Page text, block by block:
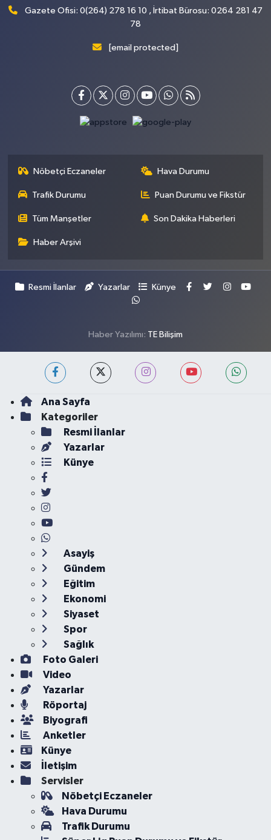
Gazete Ofisi: 0(264) 278 16 10 , İrtibat Bürosu: 0264 281 47
78
[email protected]
Nöbetçi Eczaneler Hava Durumu
Trafik Durumu Puan Durumu ve Fikstür
Tüm Manşetler Son Dakika Haberleri
Haber Arşivi
Resmi İlanlar Yazarlar Künye
Haber Yazılımı: TE Bilişim
Ana Sayfa
Kategoriler
Resmi İlanlar
Yazarlar
Künye
Asayiş
Gündem
Eğitim
Ekonomi
Siyaset
Spor
Sağlık
Foto Galeri
Video
Yazarlar
Röportaj
Biyografi
Anketler
Künye
İletişim
Servisler
Nöbetçi Eczaneler
Hava Durumu
Trafik Durumu